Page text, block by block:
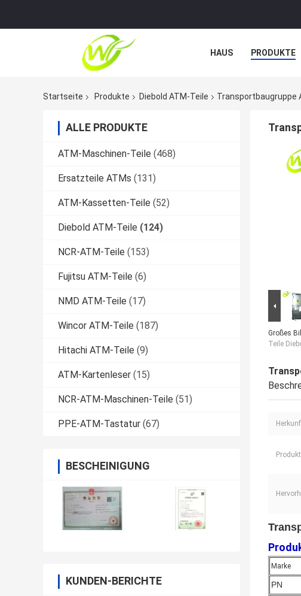
HAUS PRODUKTE
Startseite
Produkte Diebold ATM-Teile Transportbaugruppe
ALLE PRODUKTE
ATM-Maschinen-Teile (468)
Ersatzteile ATMs (131)
ATM-Kassetten-Teile (52)
Diebold ATM-Teile (124)
NCR-ATM-Teile (153)
Fujitsu ATM-Teile (6)
NMD ATM-Teile (17)
Wincor ATM-Teile (187)
Hitachi ATM-Teile (9)
ATM-Kartenleser (15)
NCR-ATM-Maschinen-Teile (51)
PPE-ATM-Tastatur (67)
BESCHEINIGUNG
KUNDEN-BERICHTE
Großes
Teile
Marke
PN